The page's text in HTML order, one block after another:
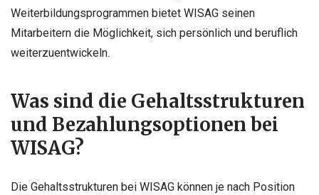
Weiterbildungsprogrammen bietet WISAG seinen
Mitarbeitern die Möglichkeit, sich persönlich und beruflich
weiterzuentwickeln.
Was sind die Gehaltsstrukturen
und Bezahlungsoptionen bei
WISAG?
Die Gehaltsstrukturen bei WISAG können je nach Position